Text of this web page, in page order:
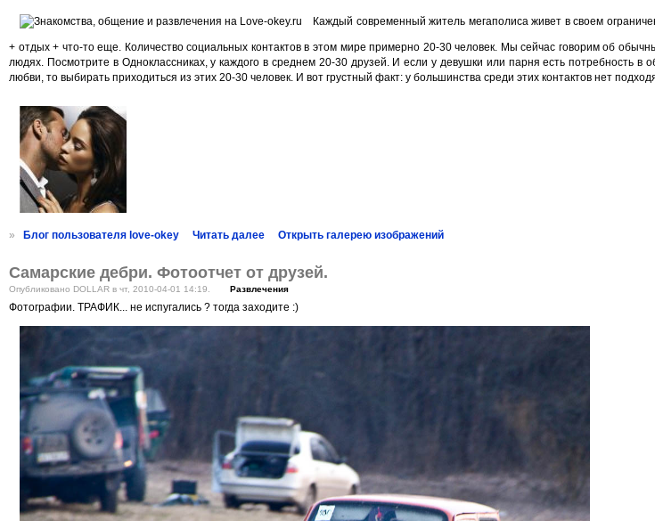
Каждый современный житель мегаполиса живет в своем
+ отдых + что-то еще. Количество социальных контактов в этом мире примерно 20-30 человек. Мы сейчас говорим об
людях. Посмотрите в Одноклассниках, у каждого в среднем 20-30 друзей. И если у девушки или парня есть потребность в
любви, то выбирать приходиться из этих 20-30 человек. И вот грустный факт: у большинства среди этих контактов нет
» Блог пользователя love-okey Читать далее Открыть галерею изображений
Самарские дебри. Фотоотчет от друзей.
Опубликовано DOLLAR в чт, 2010-04-01 14:19. Развлечения
Фотографии. ТРАФИК... не испугались ? тогда заходите :)